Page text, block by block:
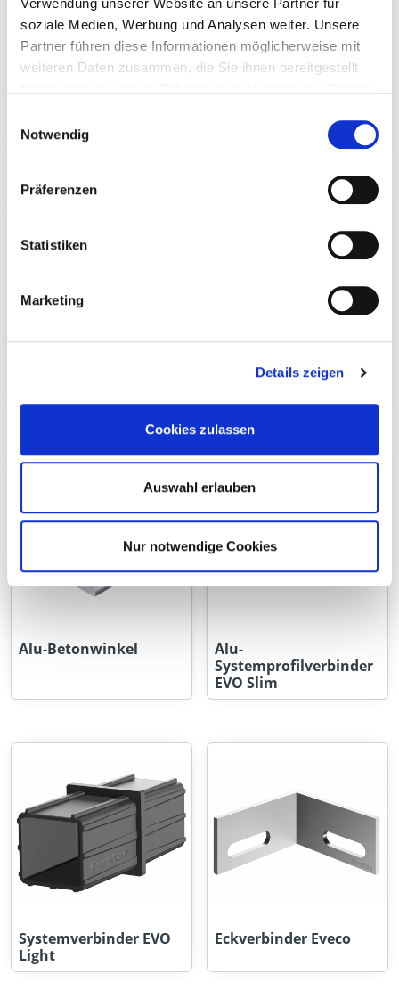
Verwendung unserer Website an unsere Partner für
soziale Medien, Werbung und Analysen weiter. Unsere
Partner führen diese Informationen möglicherweise mit
weiteren Daten zusammen, die Sie ihnen bereitgestellt
Notwendig
Präferenzen
Statistiken
Marketing
Details zeigen
Cookies zulassen
Auswahl erlauben
Nur notwendige Cookies
Queraussteifung EVO Queraussteifung Eveco
Alu-Betonwinkel
Alu-
Systemprofilverbinder
EVO Slim
Systemverbinder EVO
Light
Eckverbinder Eveco